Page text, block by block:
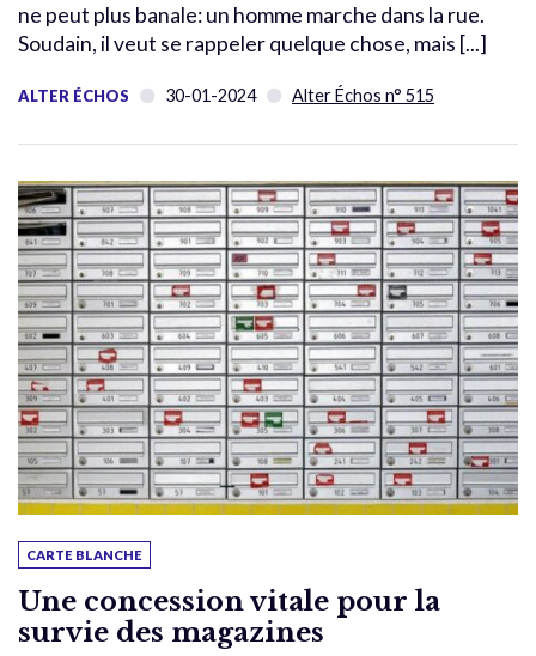
ne peut plus banale: un homme marche dans la rue.
Soudain, il veut se rappeler quelque chose, mais [...]
ALTER ÉCHOS 30-01-2024 Alter Échos n° 515
CARTE BLANCHE
Une concession vitale pour la
survie des magazines